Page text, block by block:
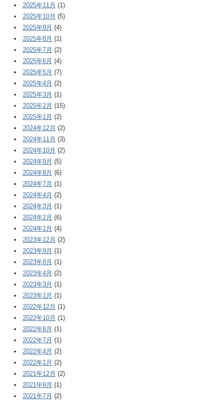
2025年11月 (1)
2025年10月 (5)
2025年9月 (4)
2025年8月 (1)
2025年7月 (2)
2025年6月 (4)
2025年5月 (7)
2025年4月 (2)
2025年3月 (1)
2025年2月 (15)
2025年1月 (2)
2024年12月 (2)
2024年11月 (3)
2024年10月 (2)
2024年9月 (5)
2024年8月 (6)
2024年7月 (1)
2024年4月 (2)
2024年3月 (1)
2024年2月 (6)
2024年1月 (4)
2023年12月 (2)
2023年9月 (1)
2023年8月 (1)
2023年4月 (2)
2023年3月 (1)
2023年1月 (1)
2022年12月 (1)
2022年10月 (1)
2022年8月 (1)
2022年7月 (1)
2022年4月 (2)
2022年1月 (2)
2021年12月 (2)
2021年9月 (1)
2021年7月 (2)